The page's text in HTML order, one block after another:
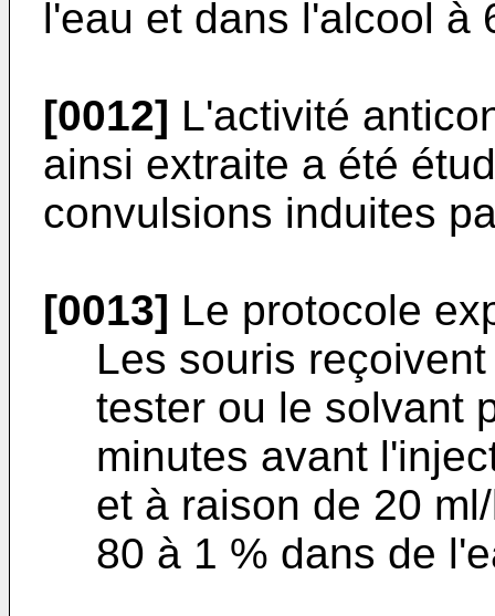
l'eau et dans l'alcool à
[0012] L'activité
ainsi extraite a été
convulsions induites
[0013] Le protocole
Les souris
tester ou le solvant
minutes avant
et à raison de 20
80 à 1 % dans de